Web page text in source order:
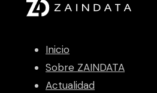
Inicio
Sobre ZAINDATA
Actualidad